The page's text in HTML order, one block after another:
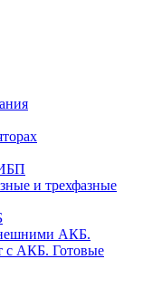
и трехфазные
АКБ.
с АКБ. Готовые